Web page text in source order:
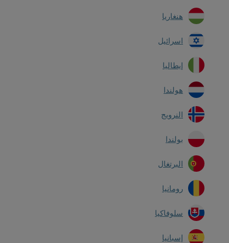
هنغاريا
اسرائيل
إيطاليا
هولندا
النرويج
بولندا
البرتغال
رومانيا
سلوفاكيا
إسبانيا